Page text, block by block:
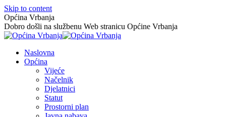
Skip to content
Općina Vrbanja
Dobro došli na službenu Web stranicu Općine Vrbanja
Naslovna
Općina
Vijeće
Načelnik
Djelatnici
Statut
Prostorni plan